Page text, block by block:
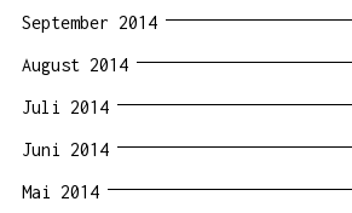
September 2014
August 2014
Juli 2014
Juni 2014
Mai 2014